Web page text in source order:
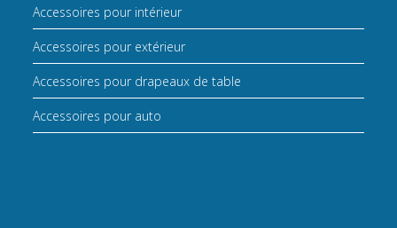
Accessoires pour intérieur
Accessoires pour extérieur
Accessoires pour drapeaux de table
Accessoires pour auto